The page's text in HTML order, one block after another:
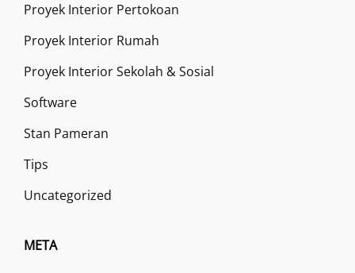
Proyek Interior Pertokoan
Proyek Interior Rumah
Proyek Interior Sekolah & Sosial
Software
Stan Pameran
Tips
Uncategorized
META